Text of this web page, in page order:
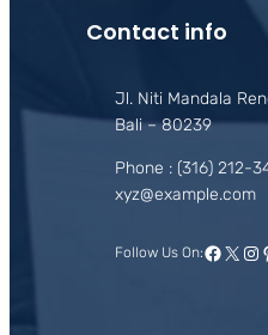
Contact info
Jl. Niti Mandala
Bali – 80239
Phone : (316) 212-
xyz@example.com
Follow Us On: X